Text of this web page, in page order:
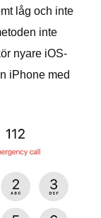
låg och inte
inte
nyare iOS-
iPhone med